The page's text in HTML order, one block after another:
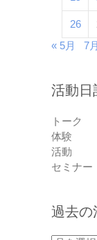
26
« 5月
7
活動日
トーク
体験
活動
セミナー
過去の